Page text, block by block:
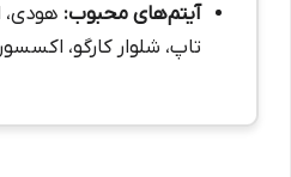
آیتم‌های محبوب: هودی،
تاپ، شلوار کارگو،